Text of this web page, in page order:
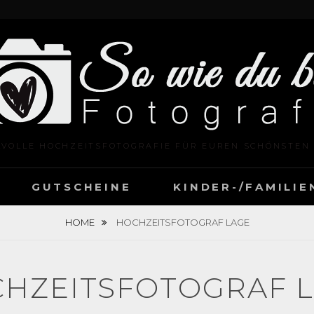
HOCHZEITSFOTOGRAFIE FÜR EUREN SCHÖNSTEN
GUTSCHEINE KINDER-/
HOME HOCHZEITSFOTOGRAF LAGE